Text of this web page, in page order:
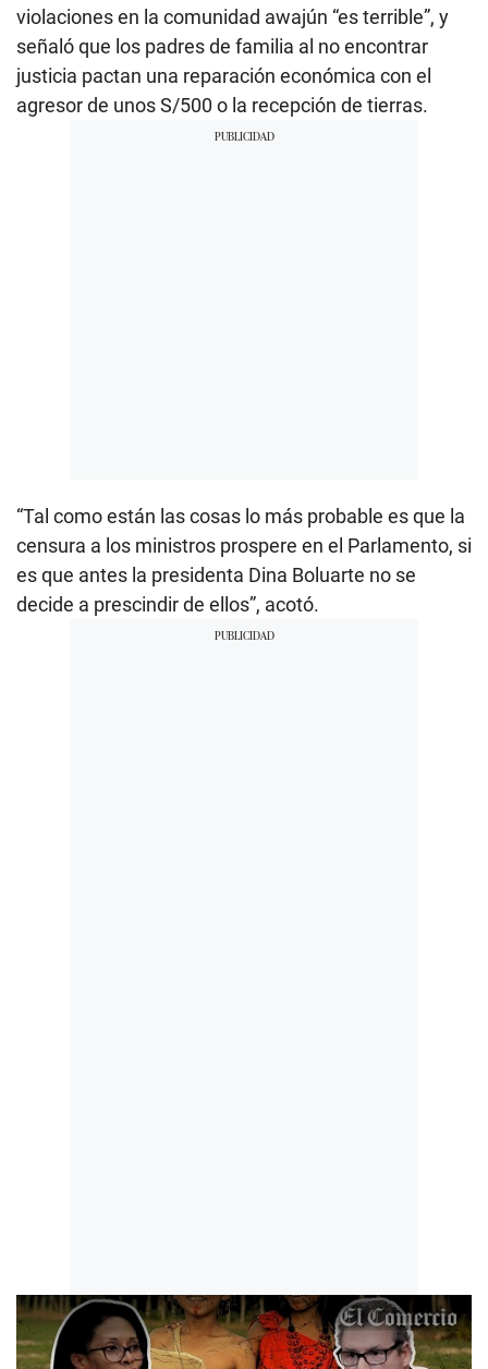
violaciones en la comunidad awajún “es terrible”, y
señaló que los padres de familia al no encontrar
justicia pactan una reparación económica con el
agresor de unos S/500 o la recepción de tierras.
“Tal como están las cosas lo más probable es que la
censura a los ministros prospere en el Parlamento, si
es que antes la presidenta Dina Boluarte no se
decide a prescindir de ellos”, acotó.